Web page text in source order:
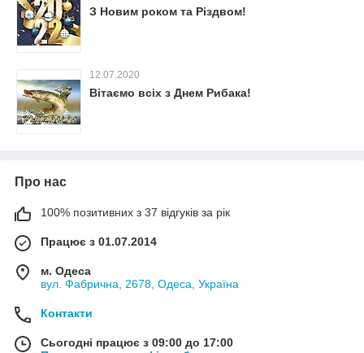
З Новим роком та Різдвом!
12.07.2020
Вітаємо всіх з Днем Рибака!
Про нас
100% позитивних з 37 відгуків за рік
Працює з 01.07.2014
м. Одеса
вул. Фабрична, 2678, Одеса, Україна
Контакти
Сьогодні працює з 09:00 до 17:00